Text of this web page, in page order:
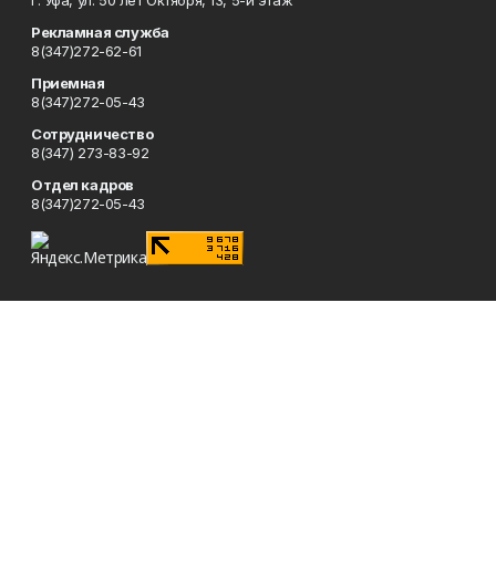
Рекламная служба
8(347)272-62-61
Приемная
8(347)272-05-43
Сотрудничество
8(347) 273-83-92
Отдел кадров
8(347)272-05-43